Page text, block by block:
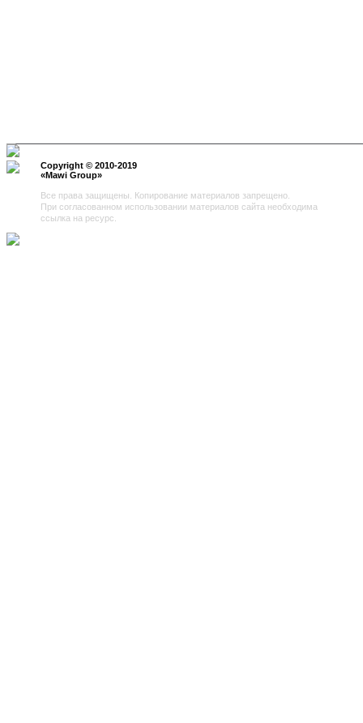
Copyright © 2010-2019
«Mawi Group»
Все права защищены. Копирование материалов запрещено.
При согласованном использовании материалов сайта необходима
ссылка на ресурс.